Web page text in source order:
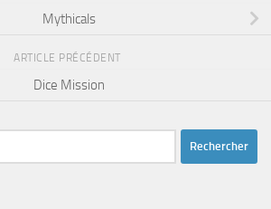
Mythicals
ARTICLE PRÉCÉDENT
Dice Mission